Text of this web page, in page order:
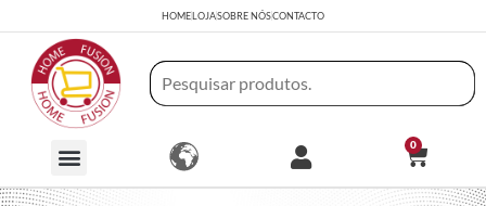
HOMELOJASOBRE NÓSCONTACTO
0